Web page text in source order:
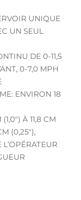
UNIQUE
UN SEUL
DE 0-11,5
0-7,0 MPH
ENVIRON 18
À 11,8 CM
(0,25″),